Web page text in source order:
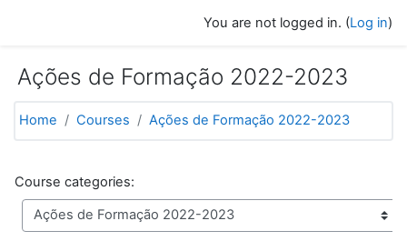
You are not logged in. (Log in)
Ações de Formação 2022-2023
Home Courses Ações de Formação 2022-2023
Course categories: